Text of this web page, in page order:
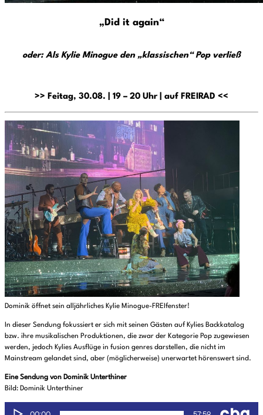
„Did it again“
oder: Als Kylie Minogue den „klassischen“ Pop verließ
>> Feitag, 30.08. | 19 – 20 Uhr | auf FREIRAD <<
Dominik öffnet sein alljährliches Kylie Minogue-FREIfenster!
In dieser Sendung fokussiert er sich mit seinen Gästen auf Kylies Backkatalog
bzw. ihre musikalischen Produktionen, die zwar der Kategorie Pop zugewiesen
werden, jedoch Kylies Ausflüge in fusion genres darstellen, die nicht im
Mainstream gelandet sind, aber (möglicherweise) unerwartet hörenswert sind.
Eine Sendung von Dominik Unterthiner
Bild: Dominik Unterthiner